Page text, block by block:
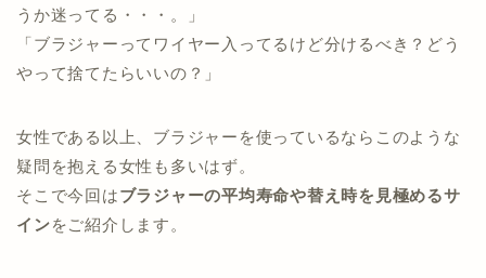
うか迷ってる・・・。」
「ブラジャーってワイヤー入ってるけど分けるべき？どう
やって捨てたらいいの？」
女性である以上、ブラジャーを使っているならこのような
疑問を抱える女性も多いはず。
そこで今回はブラジャーの平均寿命や替え時を見極めるサ
インをご紹介します。